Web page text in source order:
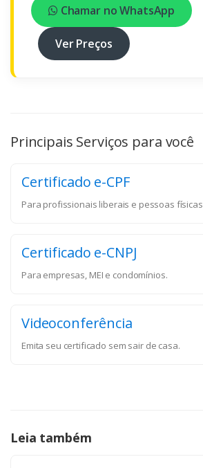
Chamar no WhatsApp
Ver Preços
Principais Serviços para você
Certificado e-CPF
Para profissionais liberais e pessoas
Certificado e-CNPJ
Para empresas, MEI e condomínios.
Videoconferência
Emita seu certificado sem sair de casa.
Leia também